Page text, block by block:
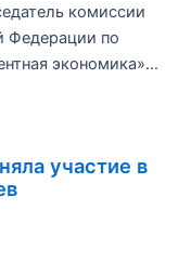
комиссии
Федерации по
экономика»…
участие в